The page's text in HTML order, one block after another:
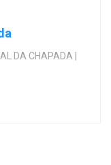
DA CHAPADA |